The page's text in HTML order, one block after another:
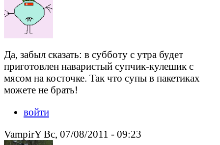
Да, забыл сказать: в субботу с утра будет
приготовлен наваристый супчик-кулешик с
мясом на косточке. Так что супы в пакетиках
можете не брать!
войти
VampirY Вс, 07/08/2011 - 09:23